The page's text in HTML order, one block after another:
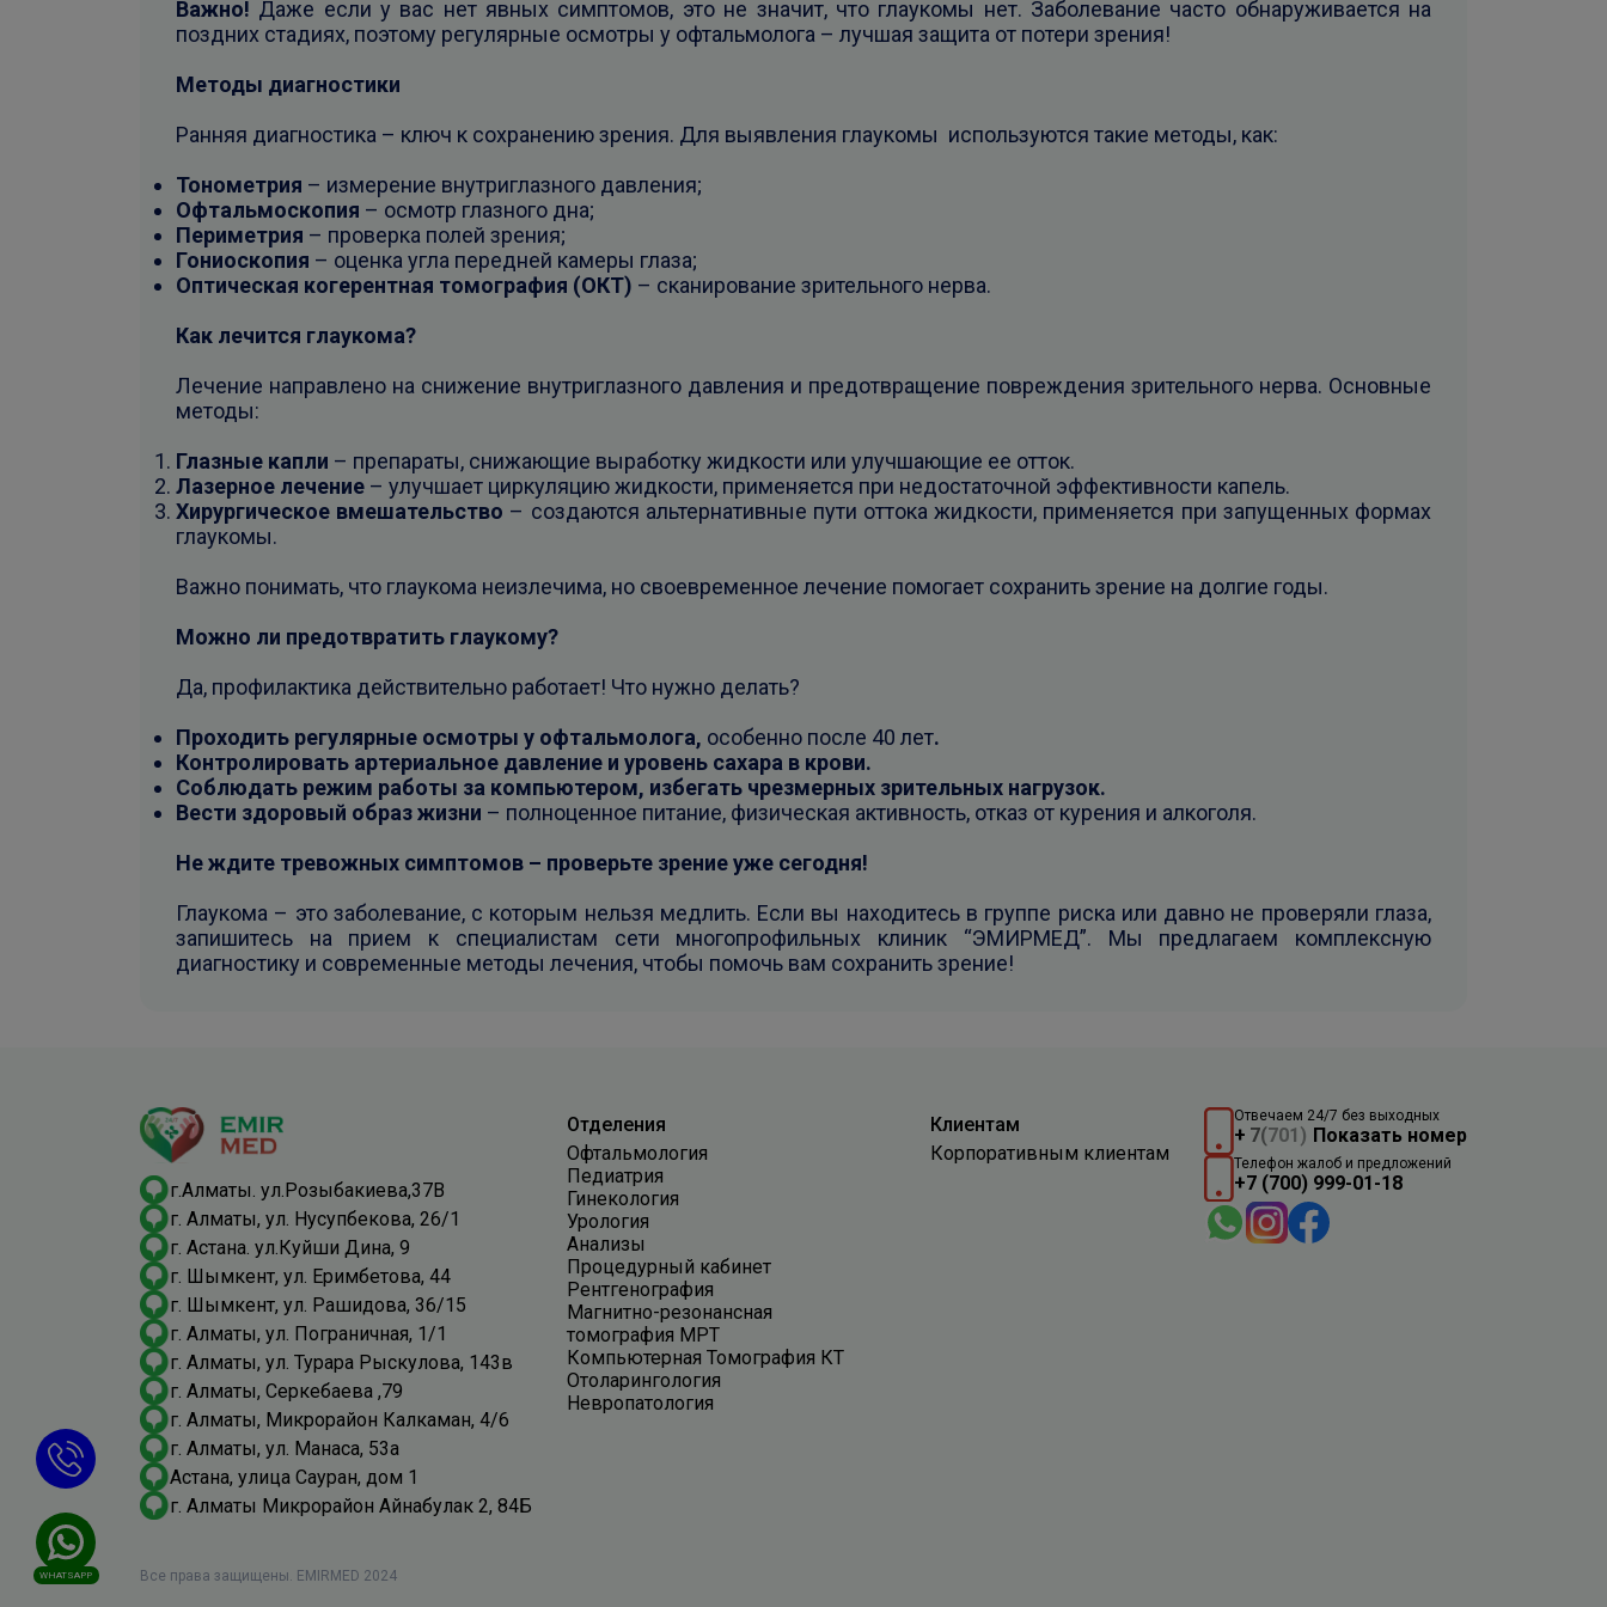
Важно! Даже если у вас нет явных симптомов, это не значит, что глаукомы нет. Заболевание часто обнаруживается на
поздних стадиях, поэтому регулярные осмотры у офтальмолога – лучшая защита от потери зрения!
Методы диагностики
Ранняя диагностика – ключ к сохранению зрения. Для выявления глаукомы используются такие методы, как:
Тонометрия – измерение внутриглазного давления;
Офтальмоскопия – осмотр глазного дна;
Периметрия – проверка полей зрения;
Гониоскопия – оценка угла передней камеры глаза;
Оптическая когерентная томография (ОКТ) – сканирование зрительного нерва.
Как лечится глаукома?
Лечение направлено на снижение внутриглазного давления и предотвращение повреждения зрительного нерва. Основные
методы:
Глазные капли – препараты, снижающие выработку жидкости или улучшающие ее отток.
Лазерное лечение – улучшает циркуляцию жидкости, применяется при недостаточной эффективности капель.
Хирургическое вмешательство – создаются альтернативные пути оттока жидкости, применяется при запущенных формах
глаукомы.
Важно понимать, что глаукома неизлечима, но своевременное лечение помогает сохранить зрение на долгие годы.
Можно ли предотвратить глаукому?
Да, профилактика действительно работает! Что нужно делать?
Проходить регулярные осмотры у офтальмолога, особенно после 40 лет.
Контролировать артериальное давление и уровень сахара в крови.
Соблюдать режим работы за компьютером, избегать чрезмерных зрительных нагрузок.
Вести здоровый образ жизни – полноценное питание, физическая активность, отказ от курения и алкоголя.
Не ждите тревожных симптомов – проверьте зрение уже сегодня!
Глаукома – это заболевание, с которым нельзя медлить. Если вы находитесь в группе риска или давно не проверяли глаза,
запишитесь на прием к специалистам сети многопрофильных клиник “ЭМИРМЕД”. Мы предлагаем комплексную
диагностику и современные методы лечения, чтобы помочь вам сохранить зрение!
г.Алматы. ул.Розыбакиева,37В
г. Алматы, ул. Нусупбекова, 26/1
г. Астана. ул.Куйши Дина, 9
г. Шымкент, ​ул. Еримбетова, 44
г. Шымкент, ​ул. Рашидова, 36/15
г. Алматы, ​ул. Пограничная, 1/1
г. Алматы, ул. Турара Рыскулова, 143в
г. Алматы, Серкебаева ,79
​г. Алматы, Микрорайон Калкаман, 4/6
г. Алматы, ул. Манаса, 53а
Астана, улица Сауран, дом 1
г. Алматы Микрорайон Айнабулак 2, 84Б
Отделения
Офтальмология
Педиатрия
Гинекология
Урология
Анализы
Процедурный кабинет
Рентгенография
Магнитно-резонансная
томография МРТ
Компьютерная Томография КТ
Отоларингология
Невропатология
Клиентам
Корпоративным клиентам
Отвечаем 24/7 без выходных
+ 7(701) Показать номер
Телефон жалоб и предложений
+7 (700) 999-01-18
Все права защищены. EMIRMED 2024